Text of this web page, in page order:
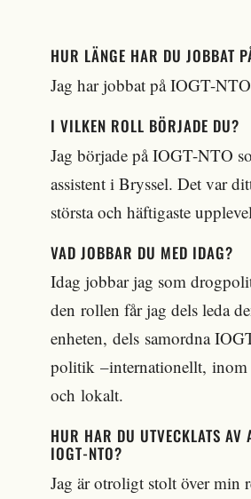
HUR LÄNGE HAR DU JOBBAT
Jag har jobbat på IOGT-
I VILKEN ROLL BÖRJADE DU?
Jag började på IOGT-NTO
assistent i Bryssel. Det var
största och häftigaste
VAD JOBBAR DU MED IDAG?
Idag jobbar jag som
den rollen får jag dels leda
enheten, dels samordna
politik –internationellt,
och lokalt.
HUR HAR DU UTVECKLATS AV
IOGT-NTO?
Jag är otroligt stolt över min